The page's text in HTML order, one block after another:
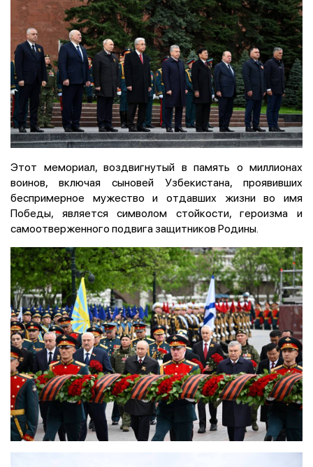
Этот мемориал, воздвигнутый в память о миллионах
воинов, включая сыновей Узбекистана, проявивших
беспримерное мужество и отдавших жизни во имя
Победы, является символом стойкости, героизма и
самоотверженного подвига защитников Родины.